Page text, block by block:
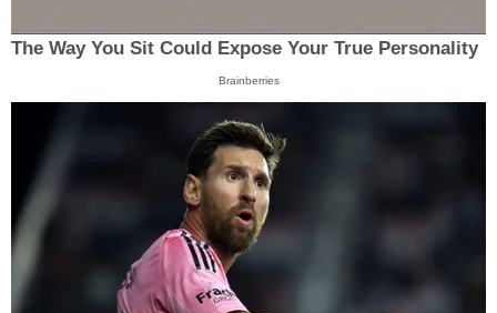
The Way You Sit Could Expose Your True Personality
Brainberries